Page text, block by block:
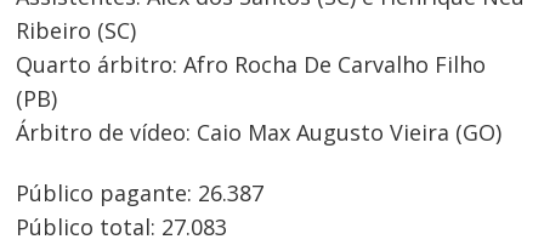
Ribeiro (SC)
Quarto árbitro: Afro Rocha De Carvalho Filho
(PB)
Árbitro de vídeo: Caio Max Augusto Vieira (GO)
Público pagante: 26.387
Público total: 27.083